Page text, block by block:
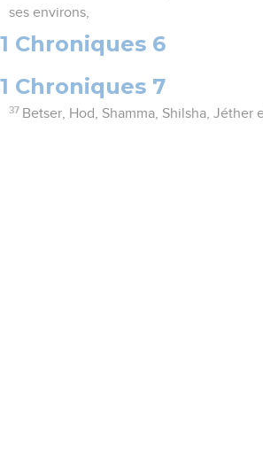
ses environs,
1 Chroniques 6
1 Chroniques 7
37 Betser, Hod, Shamma, Shilsha, Jéther